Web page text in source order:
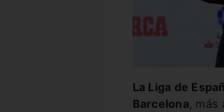
La Liga de
Barcelona, más